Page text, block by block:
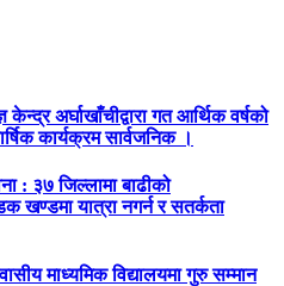
अर्घाखाँचीद्वारा गत आर्थिक वर्षको
कार्यक्रम सार्वजनिक ।
: ३७ जिल्लामा बाढीको
खण्डमा यात्रा नगर्न र सतर्कता
माध्यमिक विद्यालयमा गुरु सम्मान